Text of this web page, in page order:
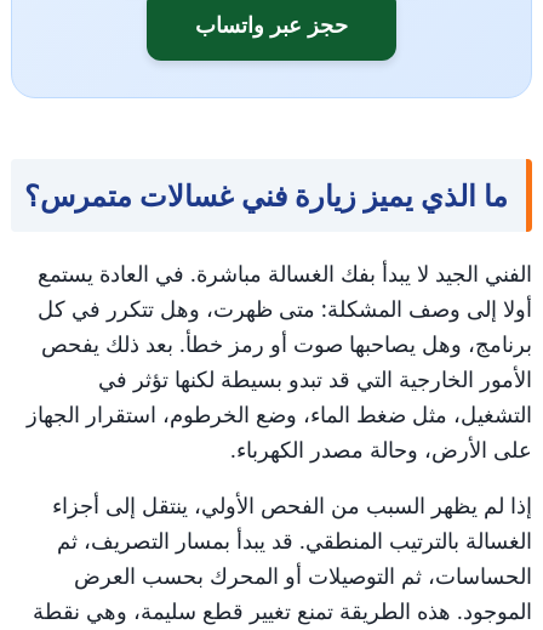
حجز عبر واتساب
ما الذي يميز زيارة فني غسالات متمرس؟
الفني الجيد لا يبدأ بفك الغسالة مباشرة. في العادة يستمع
أولا إلى وصف المشكلة: متى ظهرت، وهل تتكرر في كل
برنامج، وهل يصاحبها صوت أو رمز خطأ. بعد ذلك يفحص
الأمور الخارجية التي قد تبدو بسيطة لكنها تؤثر في
التشغيل، مثل ضغط الماء، وضع الخرطوم، استقرار الجهاز
على الأرض، وحالة مصدر الكهرباء.
إذا لم يظهر السبب من الفحص الأولي، ينتقل إلى أجزاء
الغسالة بالترتيب المنطقي. قد يبدأ بمسار التصريف، ثم
الحساسات، ثم التوصيلات أو المحرك بحسب العرض
الموجود. هذه الطريقة تمنع تغيير قطع سليمة، وهي نقطة